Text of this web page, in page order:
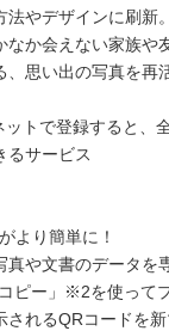
法やデザインに刷新
なか会えない家族や
、思い出の写真を再
トで登録すると、
るサービス
より簡単に！
や文書のデータを
ピー」※2を使って
されるQRコードを